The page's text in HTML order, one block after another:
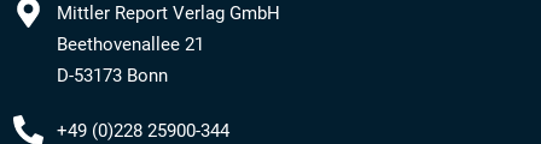
Mittler Report Verlag GmbH
Beethovenallee 21
D-53173 Bonn
+49 (0)228 25900-344